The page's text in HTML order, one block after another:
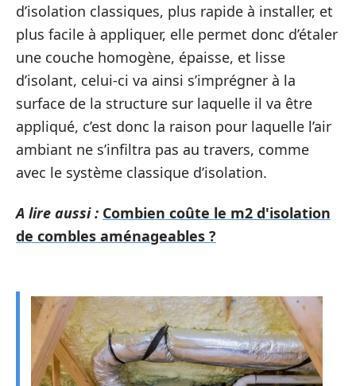
d’isolation classiques, plus rapide à installer, et
plus facile à appliquer, elle permet donc d’étaler
une couche homogène, épaisse, et lisse
d’isolant, celui-ci va ainsi s’imprégner à la
surface de la structure sur laquelle il va être
appliqué, c’est donc la raison pour laquelle l’air
ambiant ne s’infiltra pas au travers, comme
avec le système classique d’isolation.
A lire aussi : Combien coûte le m2 d'isolation
de combles aménageables ?